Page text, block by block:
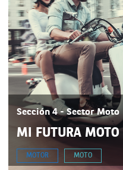
Sección 4 - Sector Moto
MI FUTURA MOTO
MOTOR MOTO